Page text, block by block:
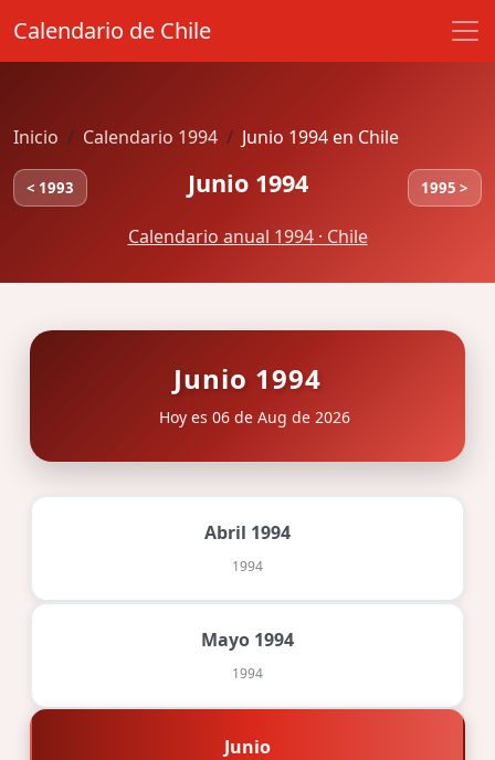
Calendario de Chile
Inicio Calendario 1994 Junio 1994 en Chile
< 1993 Junio 1994 1995 >
Calendario anual 1994 · Chile
Junio 1994
Hoy es 06 de Aug de 2026
Abril 1994
1994
Mayo 1994
1994
Junio